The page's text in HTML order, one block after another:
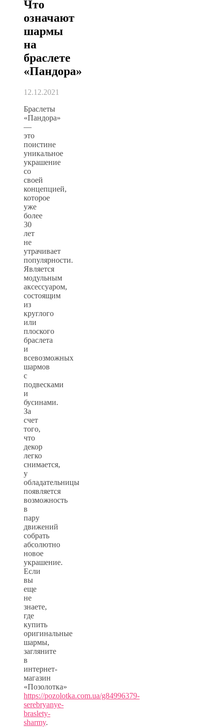
Что
означают
шармы
на
браслете
«Пандора»
12.12.2021
Браслеты
«Пандора»
—
это
поистине
уникальное
украшение
со
своей
концепцией,
которое
уже
более
30
лет
не
утрачивает
популярности.
Является
модульным
аксессуаром,
состоящим
из
круглого
или
плоского
браслета
и
всевозможных
шармов
с
подвесками
и
бусинами.
За
счет
того,
что
декор
легко
снимается,
у
обладательницы
появляется
возможность
в
пару
движений
собрать
абсолютно
новое
украшение.
Если
вы
еще
не
знаете,
где
купить
оригинальные
шармы,
загляните
в
интернет-
магазин
«Позолотка»
https://pozolotka.com.ua/g84996379-
serebryanye-
braslety-
sharmy.